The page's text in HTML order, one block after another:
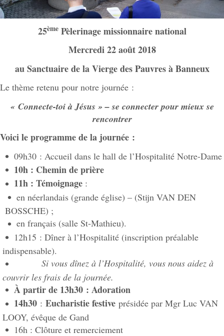
25èmePèlerinage missionnaire national
Mercredi 22 août 2018
au Sanctuaire de la Vierge des Pauvres à Banneux
Le thème retenu pour notre journée :
« Connecte-toi à Jésus »– se connecter pour mieux se
rencontrer
Voici le programme de la journée :
09h30 : Accueil dans le hall de l’Hospitalité Notre-Dame
10h : Chemin de prière
11h : Témoignage :
en néerlandais (grande église) – (Stijn VAN DEN
BOSSCHE) ;
en français (salle St-Mathieu).
12h15 : Dîner à l’Hospitalité (inscription préalable
indispensable).
Si vous dînez à l’Hospitalité, vous nous aidez à
couvrir les frais de la journée.
À partir de 13h30 : Adoration
14h30 : Eucharistie festive présidée par Mgr Luc VAN
LOOY, évêque de Gand
16h : Clôture et remerciement